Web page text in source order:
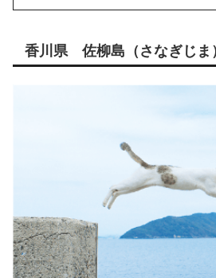
香川県 佐柳島（さなぎじま